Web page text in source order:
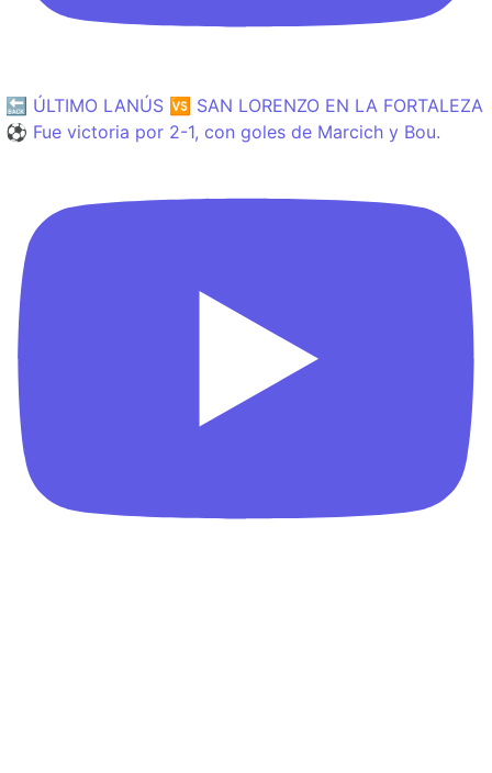
🔙 ÚLTIMO LANÚS 🆚 SAN LORENZO EN LA FORTALEZA
⚽️ Fue victoria por 2-1, con goles de Marcich y Bou.